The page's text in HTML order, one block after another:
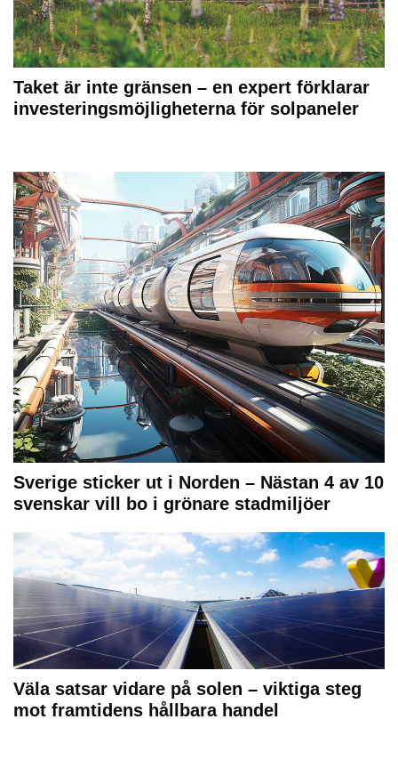
Taket är inte gränsen – en expert förklarar
investeringsmöjligheterna för solpaneler
Sverige sticker ut i Norden – Nästan 4 av 10
svenskar vill bo i grönare stadmiljöer
Väla satsar vidare på solen – viktiga steg
mot framtidens hållbara handel